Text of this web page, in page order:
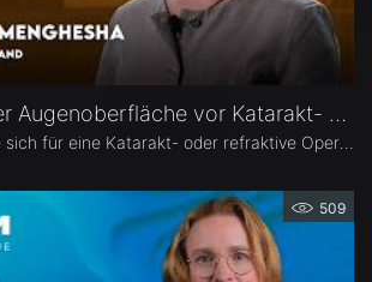
Optimierung der Augenoberfläche vor Katarakt- und Refraktiver Operation – Dr. Leonie Menghesha
509